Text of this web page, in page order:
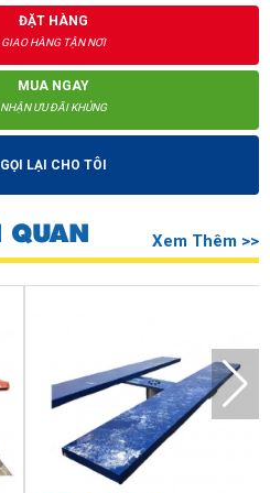
tô.
ưu điểm khiến người dùng yêu
PU04 uy tín, chất lượng
ĐẶT HÀNG
GIAO HÀNG TẬN NƠI
MUA NGAY
NHẬN ƯU ĐÃI KHỦNG
GỌI LẠI CHO TÔI
QUAN Xem Thêm >>